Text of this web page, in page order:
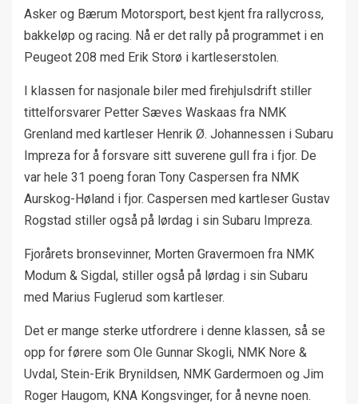
Asker og Bærum Motorsport, best kjent fra rallycross,
bakkeløp og racing. Nå er det rally på programmet i en
Peugeot 208 med Erik Storø i kartleserstolen.
I klassen for nasjonale biler med firehjulsdrift stiller
tittelforsvarer Petter Sæves Waskaas fra NMK
Grenland med kartleser Henrik Ø. Johannessen i Subaru
Impreza for å forsvare sitt suverene gull fra i fjor. De
var hele 31 poeng foran Tony Caspersen fra NMK
Aurskog-Høland i fjor. Caspersen med kartleser Gustav
Rogstad stiller også på lørdag i sin Subaru Impreza.
Fjorårets bronsevinner, Morten Gravermoen fra NMK
Modum & Sigdal, stiller også på lørdag i sin Subaru
med Marius Fuglerud som kartleser.
Det er mange sterke utfordrere i denne klassen, så se
opp for førere som Ole Gunnar Skogli, NMK Nore &
Uvdal, Stein-Erik Brynildsen, NMK Gardermoen og Jim
Roger Haugom, KNA Kongsvinger, for å nevne noen.